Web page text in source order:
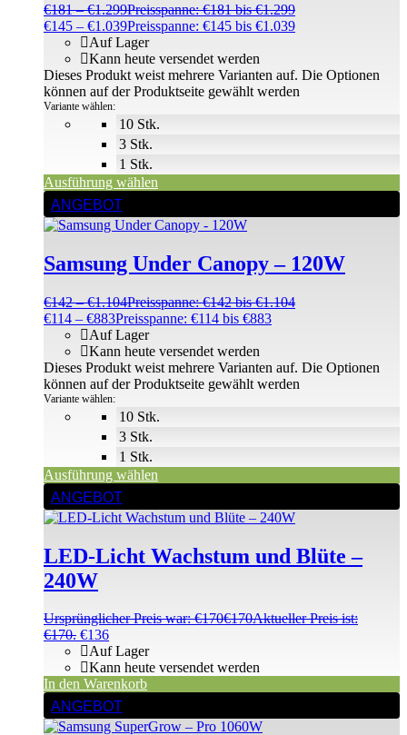
€181 –€1.299Preisspanne: €181 bis €1.299
€145 – €1.039Preisspanne: €145 bis €1.039
10 Stk.
3 Stk.
1 Stk.
Auf Lager
Kann heute versendet werden
Variante wählen:
Ausführung wählen
Dieses Produkt weist mehrere Varianten auf. Die Optionen
können auf der Produktseite gewählt werden
ANGEBOT
Samsung Under Canopy – 120W
€142 –€1.104Preisspanne: €142 bis €1.104
€114 – €883Preisspanne: €114 bis €883
10 Stk.
3 Stk.
1 Stk.
Auf Lager
Kann heute versendet werden
Variante wählen:
Ausführung wählen
Dieses Produkt weist mehrere Varianten auf. Die Optionen
können auf der Produktseite gewählt werden
ANGEBOT
LED-Licht Wachstum und Blüte –
240W
Ursprünglicher Preis war: €170€170Aktueller Preis ist:
€170. €136
Auf Lager
Kann heute versendet werden
In den Warenkorb
ANGEBOT